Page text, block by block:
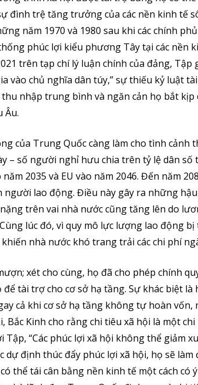
đình trệ tăng trưởng của các nền kinh tế
năm 1970 và 1980 sau khi các chính
phúc lợi kiểu phương Tây tại các nền
trên tạp chí lý luận chính của đảng, Tập
vào chủ nghĩa dân túy,” sự thiếu kỷ luật
nhập trung bình và ngăn cản họ bắt kịp
Âu.
của Trung Quốc càng làm cho tình cảnh
– số người nghỉ hưu chia trên tỷ lệ dân
2035 và EU vào năm 2046. Đến năm
lao động. Điều này gây ra những
trên vai nhà nước cũng tăng lên do
lúc đó, vì quy mô lực lượng lao động
nhà nước khó trang trải các chi phí
xét cho cùng, họ đã cho phép chính
tài trợ cho cơ sở hạ tầng. Sự khác biệt là
cả khi cơ sở hạ tầng không tự hoàn vốn,
Bắc Kinh cho rằng chi tiêu xã hội là một
Tập, “Các phúc lợi xã hội không thể giảm
dự định thúc đẩy phúc lợi xã hội, họ sẽ
thể tái cân bằng nền kinh tế một cách có